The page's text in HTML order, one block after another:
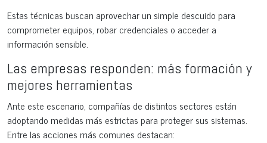
Estas técnicas buscan aprovechar un simple descuido para
comprometer equipos, robar credenciales o acceder a
información sensible.
Las empresas responden: más formación y
mejores herramientas
Ante este escenario, compañías de distintos sectores están
adoptando medidas más estrictas para proteger sus sistemas.
Entre las acciones más comunes destacan: